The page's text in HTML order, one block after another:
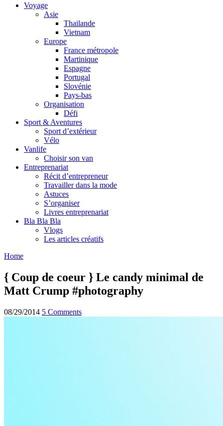
Voyage
Asie
Thailande
Vietnam
Europe
France métropole
Martinique
Espagne
Portugal
Slovénie
Pays-bas
Organisation
Défi
Sport & Aventures
Sport d’extérieur
Vélo
Vanlife
Choisir son van
Entreprenariat
Récit d’entrepreneur
Travailler dans la mode
Astuces
S’organiser
Livres entreprenariat
Bla Bla Bla
Vlogs
Les articles créatifs
Home
{ Coup de coeur } Le candy minimal de
Matt Crump #photography
08/29/2014 5 Comments